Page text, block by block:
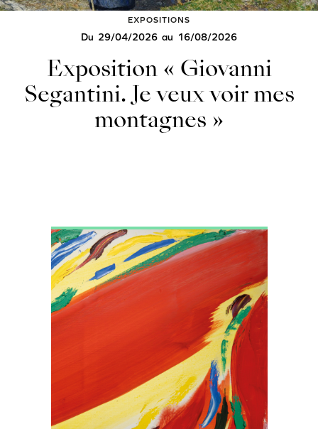
EXPOSITIONS
Du 29/04/2026 au 16/08/2026
Exposition « Giovanni
Segantini. Je veux voir mes
montagnes »